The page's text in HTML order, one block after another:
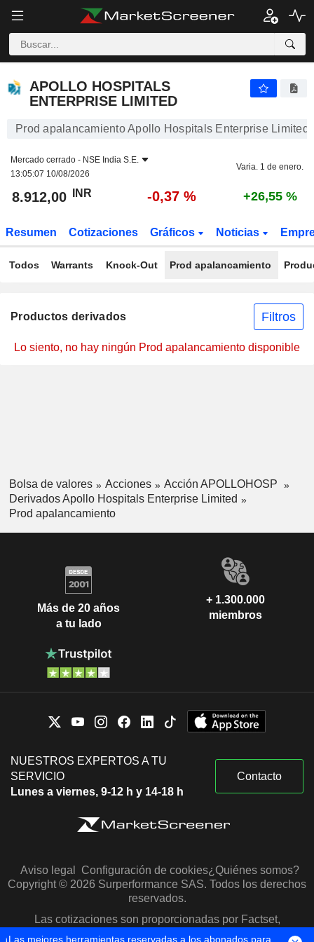
APOLLO HOSPITALS
ENTERPRISE LIMITED
Prod apalancamiento Apollo Hospitals Enterprise Limited
Mercado cerrado - NSE India S.E.
13:05:07 10/08/2026
Varia. 1 de enero.
8.912,00 INR -0,37 % +26,55 %
Resumen Cotizaciones Gráficos Noticias
Todos Warrants Knock-Out Prod apalancamiento
Productos derivados Filtros
Lo siento, no hay ningún Prod apalancamiento disponible
Bolsa de valores Acciones
Acción APOLLOHOSP
Derivados Apollo Hospitals Enterprise Limited
Prod apalancamiento
Más de 20 años
a tu lado
+ 1.300.000
miembros
NUESTROS EXPERTOS A TU
SERVICIO
Lunes a viernes, 9-12 h y 14-18 h
Contacto
Aviso legal Configuración de cookies¿Quiénes somos?
Copyright © 2026 Surperformance SAS. Todos los derechos
reservados.
Las cotizaciones son proporcionadas por Factset,
Morningstar y S&P Capital IQ
¡Las mejores herramientas reservadas a los abonados para